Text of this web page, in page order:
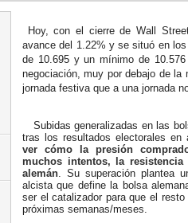
Hoy, con el cierre de Wall
avance del 1.22% y se situó en
de 10.695 y un mínimo de
negociación, muy por debajo de
jornada festiva que a una jornada
Subidas generalizadas en las
tras los resultados electorales en
ver cómo la presión
muchos intentos, la
alemán. Su superación plantea
alcista que define la bolsa
ser el catalizador para que el
próximas semanas/meses.